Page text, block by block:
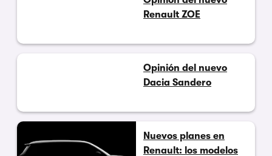
Renault ZOE
Opinión del nuevo
Dacia Sandero
Nuevos planes en
Renault: los modelos